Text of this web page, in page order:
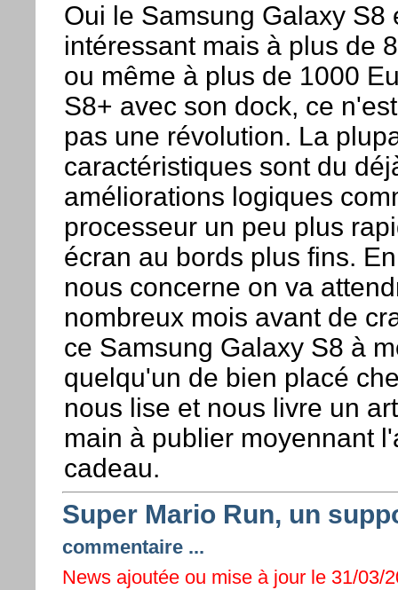
Oui le Samsung Galaxy S8
intéressant mais à plus de
ou même à plus de 1000
S8+ avec son dock, ce
pas une révolution. La
caractéristiques sont du
améliorations logiques
processeur un peu plus
écran au bords plus fins.
nous concerne on va
nombreux mois avant de
ce Samsung Galaxy S8 à
quelqu'un de bien placé
nous lise et nous livre un
main à publier moyennant
cadeau.
Super Mario Run, un
commentaire ...
News ajoutée ou mise à jour le 31/03/